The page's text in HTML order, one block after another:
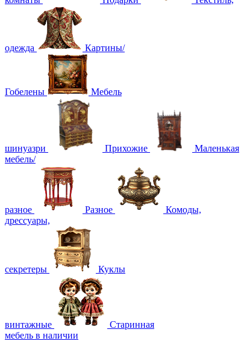
одежда Картины/
Гобелены Мебель
шинуазри Прихожие
Маленькая
мебель/
разное Разное
Комоды,
дрессуары,
секретеры Куклы
винтажные
Старинная
мебель в наличии